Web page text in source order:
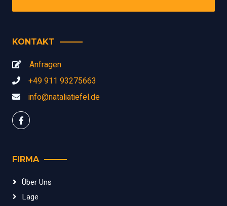
KONTAKT
Anfragen
+49 911 93275663
info@nataliatiefel.de
FIRMA
Über Uns
Lage